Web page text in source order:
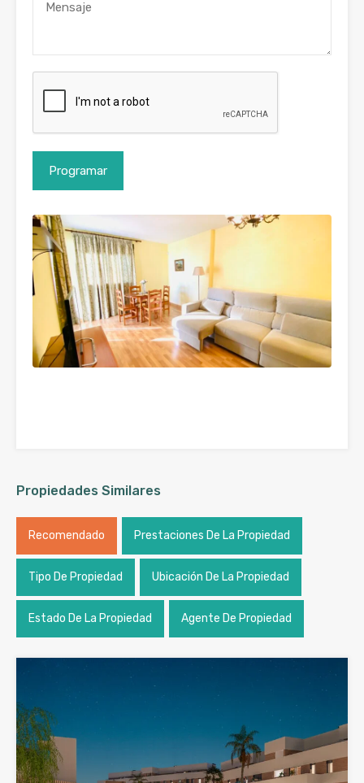
Propiedades Similares
Recomendado Prestaciones De La Propiedad
Tipo De Propiedad Ubicación De La Propiedad
Estado De La Propiedad Agente De Propiedad